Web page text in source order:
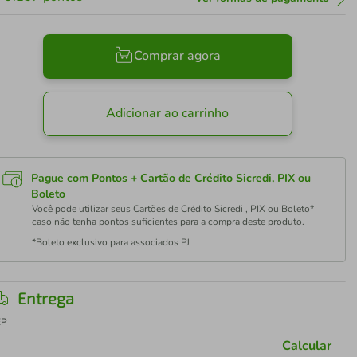
Comprar agora
Adicionar ao carrinho
Pague com Pontos + Cartão de Crédito Sicredi, PIX ou
Boleto
Você pode utilizar seus Cartões de Crédito Sicredi , PIX ou Boleto*
caso não tenha pontos suficientes para a compra deste produto.
*Boleto exclusivo para associados PJ
Entrega
Calcular